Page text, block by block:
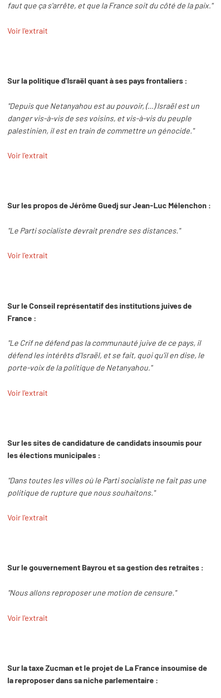
faut que ça s'arrête, et que la France soit du côté de la paix."
Voir l'extrait
Sur la politique d'Israël quant à ses pays frontaliers :
"Depuis que Netanyahou est au pouvoir, (...) Israël est un
danger vis-à-vis de ses voisins, et vis-à-vis du peuple
palestinien, il est en train de commettre un génocide."
Voir l'extrait
Sur les propos de Jérôme Guedj sur Jean-Luc Mélenchon :
"Le Parti socialiste devrait prendre ses distances."
Voir l'extrait
Sur le Conseil représentatif des institutions juives de
France :
"Le Crif ne défend pas la communauté juive de ce pays, il
défend les intérêts d'Israël, et se fait, quoi qu'il en dise, le
porte-voix de la politique de Netanyahou."
Voir l'extrait
Sur les sites de candidature de candidats insoumis pour
les élections municipales :
"Dans toutes les villes où le Parti socialiste ne fait pas une
politique de rupture que nous souhaitons."
Voir l'extrait
Sur le gouvernement Bayrou et sa gestion des retraites :
"Nous allons reproposer une motion de censure."
Voir l'extrait
Sur la taxe Zucman et le projet de La France insoumise de
la reproposer dans sa niche parlementaire :